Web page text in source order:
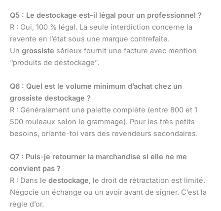
Q5 : Le destockage est-il légal pour un professionnel ?
R : Oui, 100 % légal. La seule interdiction concerne la
revente en l’état sous une marque contrefaite.
Un grossiste sérieux fournit une facture avec mention
“produits de déstockage”.
Q6 : Quel est le volume minimum d’achat chez un
grossiste destockage ?
R : Généralement une palette complète (entre 800 et 1
500 rouleaux selon le grammage). Pour les très petits
besoins, oriente-toi vers des revendeurs secondaires.
Q7 : Puis-je retourner la marchandise si elle ne me
convient pas ?
R : Dans le destockage, le droit de rétractation est limité.
Négocie un échange ou un avoir avant de signer. C’est la
règle d’or.